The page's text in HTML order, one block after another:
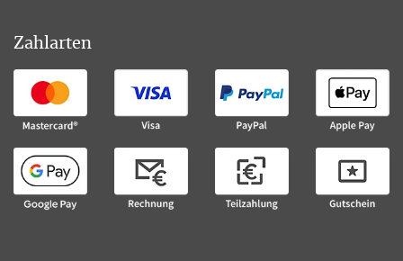
Zahlarten